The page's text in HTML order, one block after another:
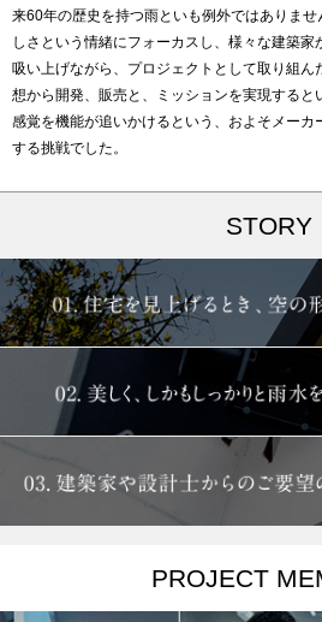
来60年の歴史を持つ雨といも例外ではありま
しさという情緒にフォーカスし、様々な建築
吸い上げながら、プロジェクトとして取り組
想から開発、販売と、ミッションを実現すると
感覚を機能が追いかけるという、およそメーカ
する挑戦でした。
STORY
PROJECT